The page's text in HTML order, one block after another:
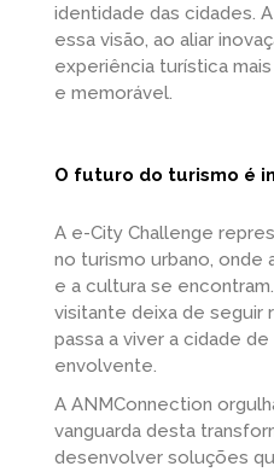
identidade das cidades.
essa visão, ao aliar
experiência turística
e memorável.
O futuro do turismo é
A e-City Challenge
no turismo urbano, onde
e a cultura se
visitante deixa de seguir
passa a viver a cidade
envolvente.
A ANMConnection
vanguarda desta
desenvolver soluções